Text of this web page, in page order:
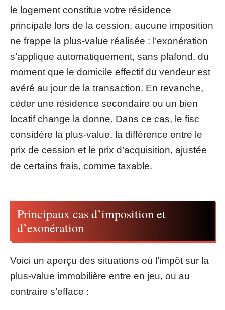
le logement constitue votre résidence
principale lors de la cession, aucune imposition
ne frappe la plus-value réalisée : l’exonération
s’applique automatiquement, sans plafond, du
moment que le domicile effectif du vendeur est
avéré au jour de la transaction. En revanche,
céder une résidence secondaire ou un bien
locatif change la donne. Dans ce cas, le fisc
considère la plus-value, la différence entre le
prix de cession et le prix d’acquisition, ajustée
de certains frais, comme taxable.
Principaux cas d’imposition et
d’exonération
Voici un aperçu des situations où l’impôt sur la
plus-value immobilière entre en jeu, ou au
contraire s’efface :